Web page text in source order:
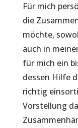
Für mich
die
möchte,
auch in
für mich ein
dessen Hilfe
richtig
Vorstellung